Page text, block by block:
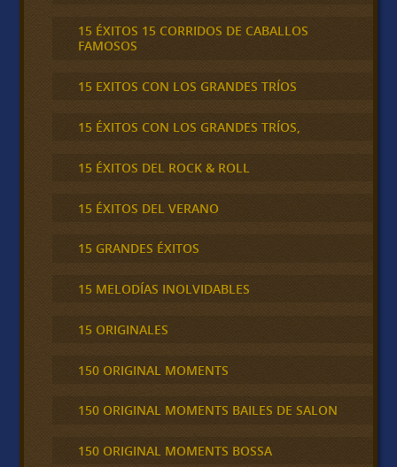
15 ÉXITOS 15 CORRIDOS DE CABALLOS
FAMOSOS
15 EXITOS CON LOS GRANDES TRÍOS
15 ÉXITOS CON LOS GRANDES TRÍOS,
15 ÉXITOS DEL ROCK & ROLL
15 ÉXITOS DEL VERANO
15 GRANDES ÉXITOS
15 MELODÍAS INOLVIDABLES
15 ORIGINALES
150 ORIGINAL MOMENTS
150 ORIGINAL MOMENTS BAILES DE SALON
150 ORIGINAL MOMENTS BOSSA